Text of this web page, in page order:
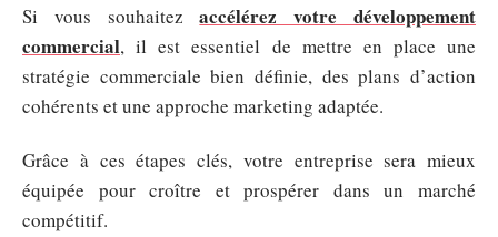
Si vous souhaitezaccélérez votre développement
commercial, il est essentiel de mettre en place une
stratégie commerciale bien définie, des plans d’action
cohérents et une approche marketing adaptée.
Grâce à ces étapes clés, votre entreprise sera mieux
équipée pour croître et prospérer dans un marché
compétitif.